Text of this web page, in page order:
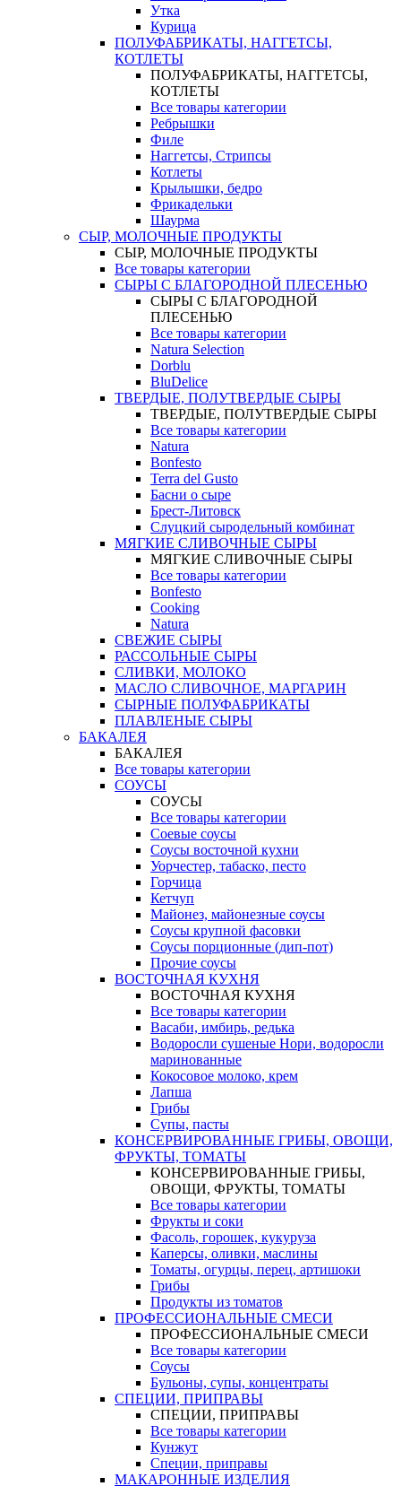
Утка
Курица
ПОЛУФАБРИКАТЫ, НАГГЕТСЫ,
КОТЛЕТЫ
ПОЛУФАБРИКАТЫ, НАГГЕТСЫ,
КОТЛЕТЫ
Все товары категории
Ребрышки
Филе
Наггетсы, Стрипсы
Котлеты
Крылышки, бедро
Фрикадельки
Шаурма
СЫР, МОЛОЧНЫЕ ПРОДУКТЫ
СЫР, МОЛОЧНЫЕ ПРОДУКТЫ
Все товары категории
СЫРЫ С БЛАГОРОДНОЙ ПЛЕСЕНЬЮ
СЫРЫ С БЛАГОРОДНОЙ
ПЛЕСЕНЬЮ
Все товары категории
Natura Selection
Dorblu
BluDelice
ТВЕРДЫЕ, ПОЛУТВЕРДЫЕ СЫРЫ
ТВЕРДЫЕ, ПОЛУТВЕРДЫЕ СЫРЫ
Все товары категории
Natura
Bonfesto
Terra del Gusto
Басни о сыре
Брест-Литовск
Слуцкий сыродельный комбинат
МЯГКИЕ СЛИВОЧНЫЕ СЫРЫ
МЯГКИЕ СЛИВОЧНЫЕ СЫРЫ
Все товары категории
Bonfesto
Cooking
Natura
СВЕЖИЕ СЫРЫ
РАССОЛЬНЫЕ СЫРЫ
СЛИВКИ, МОЛОКО
МАСЛО СЛИВОЧНОЕ, МАРГАРИН
СЫРНЫЕ ПОЛУФАБРИКАТЫ
ПЛАВЛЕНЫЕ СЫРЫ
БАКАЛЕЯ
БАКАЛЕЯ
Все товары категории
СОУСЫ
СОУСЫ
Все товары категории
Соевые соусы
Соусы восточной кухни
Уорчестер, табаско, песто
Горчица
Кетчуп
Майонез, майонезные соусы
Соусы крупной фасовки
Соусы порционные (дип-пот)
Прочие соусы
ВОСТОЧНАЯ КУХНЯ
ВОСТОЧНАЯ КУХНЯ
Все товары категории
Васаби, имбирь, редька
Водоросли сушеные Нори, водоросли
маринованные
Кокосовое молоко, крем
Лапша
Грибы
Супы, пасты
КОНСЕРВИРОВАННЫЕ ГРИБЫ, ОВОЩИ,
ФРУКТЫ, ТОМАТЫ
КОНСЕРВИРОВАННЫЕ ГРИБЫ,
ОВОЩИ, ФРУКТЫ, ТОМАТЫ
Все товары категории
Фрукты и соки
Фасоль, горошек, кукуруза
Каперсы, оливки, маслины
Томаты, огурцы, перец, артишоки
Грибы
Продукты из томатов
ПРОФЕССИОНАЛЬНЫЕ СМЕСИ
ПРОФЕССИОНАЛЬНЫЕ СМЕСИ
Все товары категории
Соусы
Бульоны, супы, концентраты
СПЕЦИИ, ПРИПРАВЫ
СПЕЦИИ, ПРИПРАВЫ
Все товары категории
Кунжут
Специи, приправы
МАКАРОННЫЕ ИЗДЕЛИЯ